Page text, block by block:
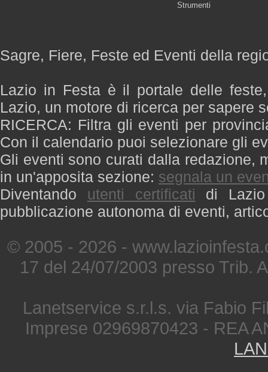
Strumenti
Sagre, Fiere, Feste ed Eventi della
Lazio in Festa è il portale delle
Lazio, un motore di ricerca per sapere
RICERCA: Filtra gli eventi per
Con il calendario puoi selezionare gli
Gli eventi sono curati dalla redazione,
in un'apposita sezione: segnala un
Diventando utenti certificati di
pubblicazione autonoma di eventi,
© 2005 - 2026 -
17 del 24/07/2003 presso Trib.
Lanetservice s.r.l.s. via Fabio
Imprese 02969870423 - REA